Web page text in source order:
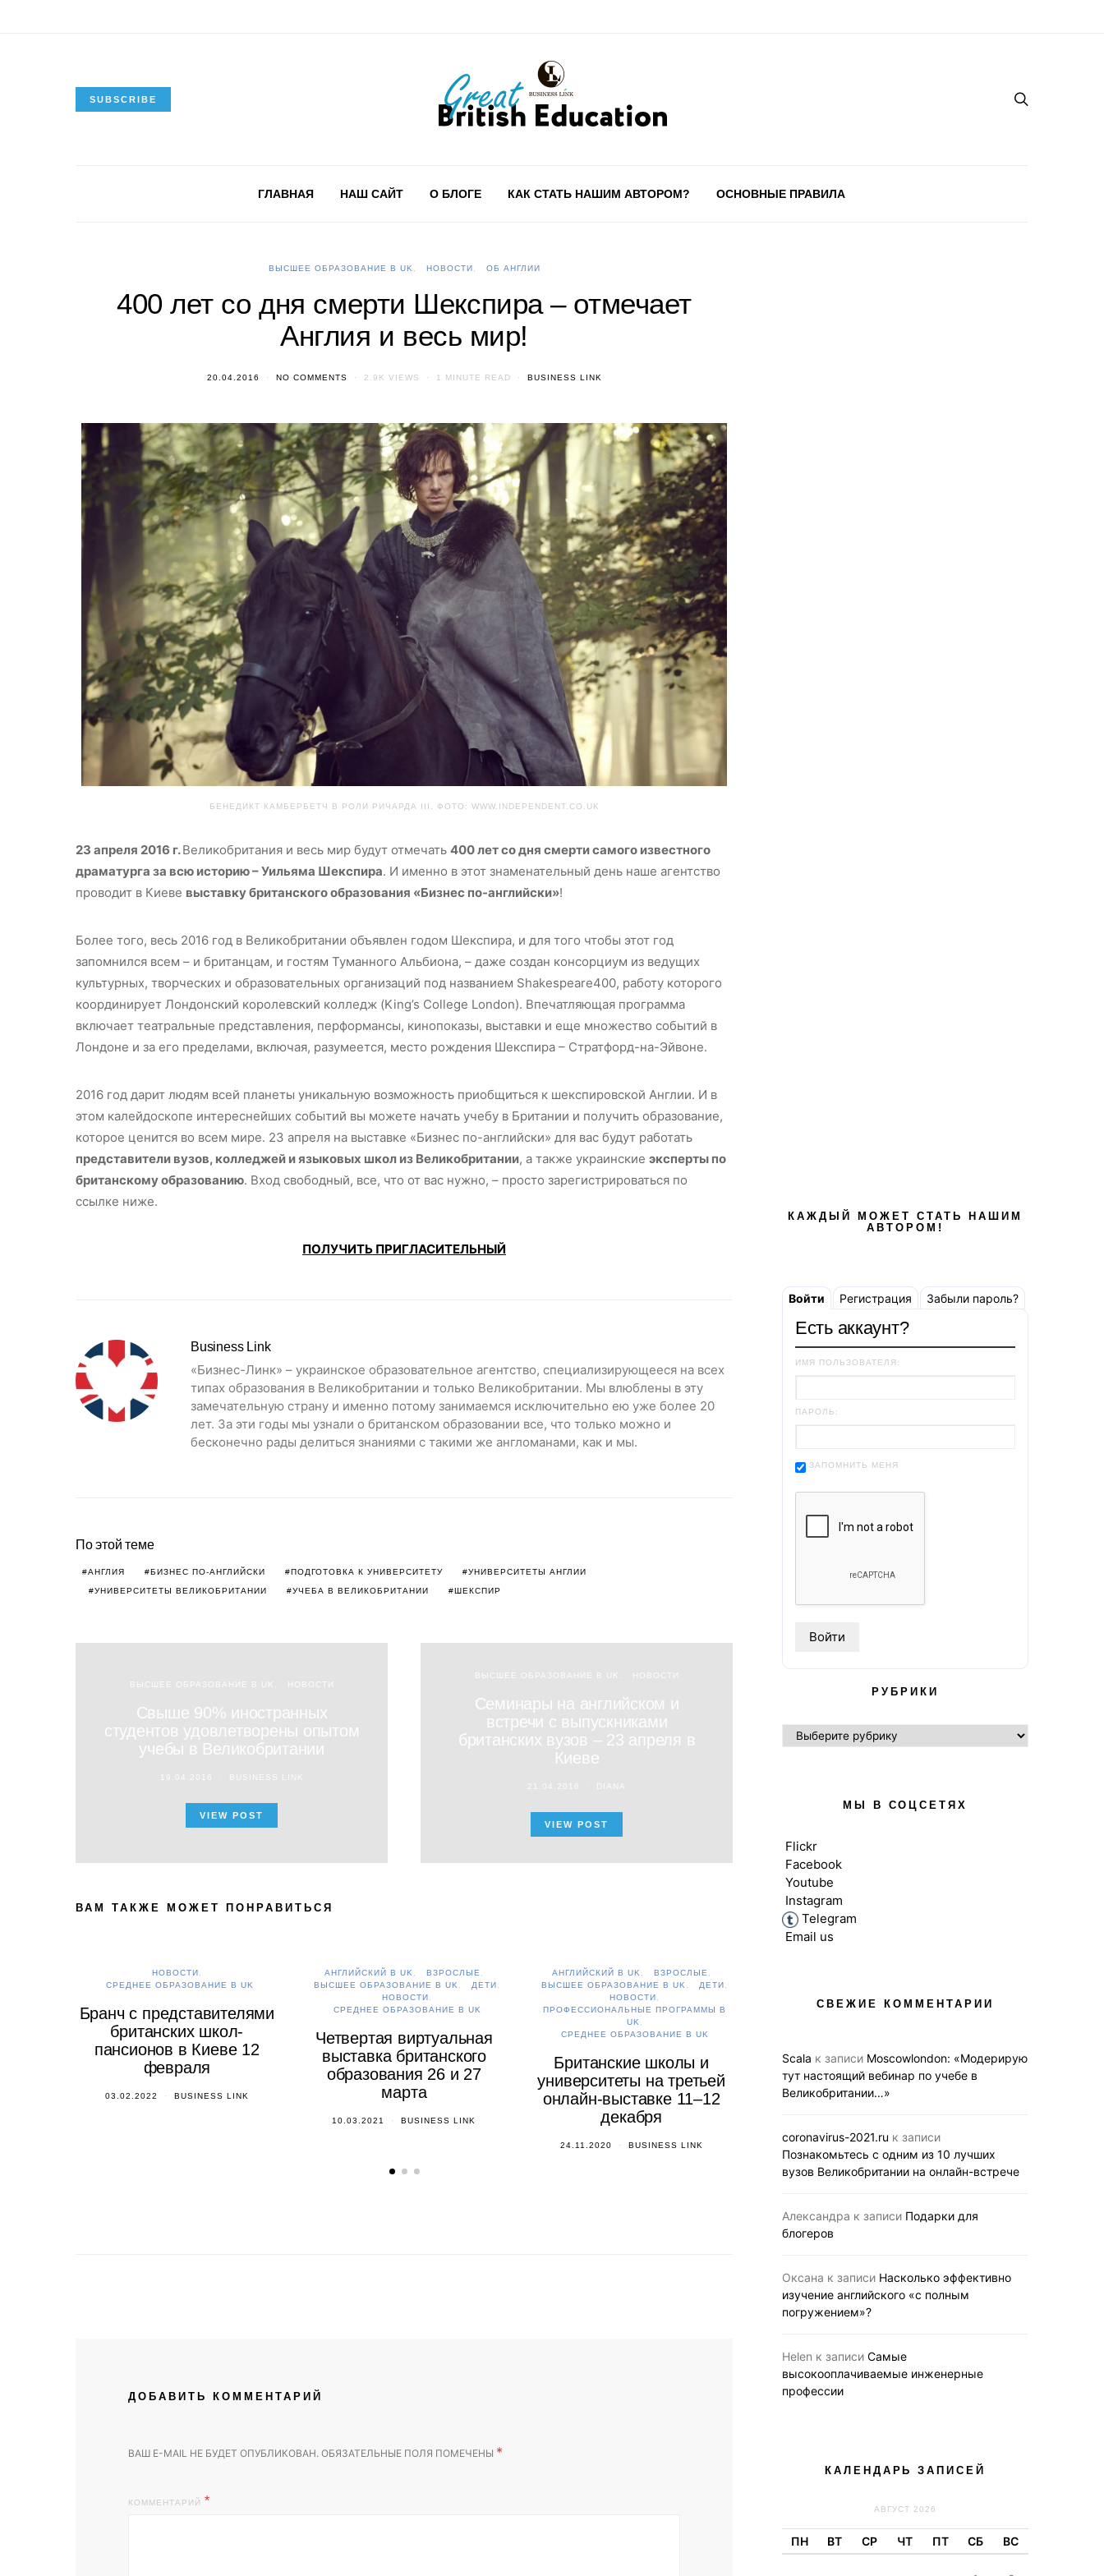
SUBSCRIBE
ГЛАВНАЯ НАШ САЙТ О БЛОГЕ КАК СТАТЬ НАШИМ АВТОРОМ? ОСНОВНЫЕ ПРАВИЛА
ВЫСШЕЕ ОБРАЗОВАНИЕ В UK НОВОСТИ ОБ АНГЛИИ
400 лет со дня смерти Шекспира – отмечает
Англия и весь мир!
20.04.2016 NO COMMENTS 2.9K VIEWS 1 MINUTE READ BUSINESS LINK
БЕНЕДИКТ КАМБЕРБЕТЧ В РОЛИ РИЧАРДА III. ФОТО: WWW.INDEPENDENT.CO.UK
23 апреля 2016 г.Великобритания и весь мир будут отмечать 400 лет со дня смерти самого известного
драматурга за всю историю – Уильяма Шекспира. И именно в этот знаменательный день наше агентство
проводит в Киеве выставку британского образования «Бизнес по-английски»!
Более того, весь 2016 год в Великобритании объявлен годом Шекспира, и для того чтобы этот год
запомнился всем – и британцам, и гостям Туманного Альбиона, – даже создан консорциум из ведущих
культурных, творческих и образовательных организаций под названием Shakespeare400, работу которого
координирует Лондонский королевский колледж (King’s College London). Впечатляющая программа
включает театральные представления, перформансы, кинопоказы, выставки и еще множество событий в
Лондоне и за его пределами, включая, разумеется, место рождения Шекспира – Стратфорд-на-Эйвоне.
2016 год дарит людям всей планеты уникальную возможность приобщиться к шекспировской Англии. И в
этом калейдоскопе интереснейших событий вы можете начать учебу в Британии и получить образование,
которое ценится во всем мире. 23 апреля на выставке «Бизнес по-английски» для вас будут работать
представители вузов, колледжей и языковых школ из Великобритании, а также украинские эксперты по
британскому образованию. Вход свободный, все, что от вас нужно, – просто зарегистрироваться по
ссылке ниже.
ПОЛУЧИТЬ ПРИГЛАСИТЕЛЬНЫЙ
Business Link
«Бизнес-Линк» – украинское образовательное агентство, специализирующееся на всех
типах образования в Великобритании и только Великобритании. Мы влюблены в эту
замечательную страну и именно потому занимаемся исключительно ею уже более 20
лет. За эти годы мы узнали о британском образовании все, что только можно и
бесконечно рады делиться знаниями с такими же англоманами, как и мы.
По этой теме
АНГЛИЯ БИЗНЕС ПО-АНГЛИЙСКИ ПОДГОТОВКА К УНИВЕРСИТЕТУ УНИВЕРСИТЕТЫ АНГЛИИ
УНИВЕРСИТЕТЫ ВЕЛИКОБРИТАНИИ УЧЕБА В ВЕЛИКОБРИТАНИИ ШЕКСПИР
ВЫСШЕЕ ОБРАЗОВАНИЕ В UK НОВОСТИ
Свыше 90% иностранных
студентов удовлетворены опытом
учебы в Великобритании
19.04.2016 BUSINESS LINK
VIEW POST
ВЫСШЕЕ ОБРАЗОВАНИЕ В UK НОВОСТИ
Семинары на английском и
встречи с выпускниками
британских вузов – 23 апреля в
Киеве
21.04.2016 DIANA
VIEW POST
ВАМ ТАКЖЕ МОЖЕТ ПОНРАВИТЬСЯ
НОВОСТИ
СРЕДНЕЕ ОБРАЗОВАНИЕ В UK
Бранч с представителями
британских школ-
пансионов в Киеве 12
февраля
03.02.2022 BUSINESS LINK
АНГЛИЙСКИЙ В UK
ВЗРОСЛЫЕ
ВЫСШЕЕ ОБРАЗОВАНИЕ В UK
ДЕТИ
НОВОСТИ
СРЕДНЕЕ ОБРАЗОВАНИЕ В UK
Четвертая виртуальная
выставка британского
образования 26 и 27
марта
10.03.2021 BUSINESS LINK
АНГЛИЙСКИЙ В UK
ВЗРОСЛЫЕ
ВЫСШЕЕ ОБРАЗОВАНИЕ В UK
ДЕТИ
НОВОСТИ
ПРОФЕССИОНАЛЬНЫЕ ПРОГРАММЫ В
UK
СРЕДНЕЕ ОБРАЗОВАНИЕ В UK
Британские школы и
университеты на третьей
онлайн-выставке 11–12
декабря
24.11.2020 BUSINESS LINK
Вебинар 12 ноября для
образование в Лондоне
05.11.2020 BUSINESS LINK
на онлайн-
ДОБАВИТЬ КОММЕНТАРИЙ
ВАШ E-MAIL НЕ БУДЕТ ОПУБЛИКОВАН. ОБЯЗАТЕЛЬНЫЕ ПОЛЯ ПОМЕЧЕНЫ *
КОММЕНТАРИЙ
КАЖДЫЙ МОЖЕТ СТАТЬ НАШИМ
АВТОРОМ!
Войти Регистрация Забыли пароль?
Есть аккаунт?
ИМЯ ПОЛЬЗОВАТЕЛЯ:
ПАРОЛЬ:
ЗАПОМНИТЬ МЕНЯ
РУБРИКИ
РУБРИКИ
МЫ В СОЦСЕТЯХ
Flickr
Facebook
Youtube
Instagram
Telegram
Email us
СВЕЖИЕ КОММЕНТАРИИ
Scala к записи Moscowlondon: «Модерирую
тут настоящий вебинар по учебе в
Великобритании…»
coronavirus-2021.ru к записи
Познакомьтесь с одним из 10 лучших
вузов Великобритании на онлайн-встрече
Александра к записи Подарки для
блогеров
Оксана к записи Насколько эффективно
изучение английского «с полным
погружением»?
Helen к записи Самые
высокооплачиваемые инженерные
профессии
КАЛЕНДАРЬ ЗАПИСЕЙ
АВГУСТ 2026
ПН ВТ СР ЧТ ПТ СБ ВС